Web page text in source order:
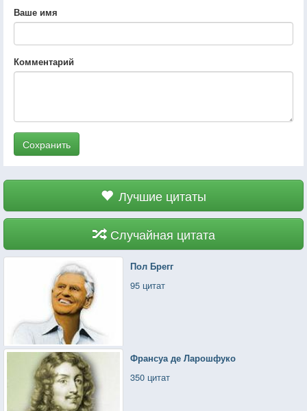
Ваше имя
Комментарий
Сохранить
Лучшие цитаты
Случайная цитата
Пол Брегг
95 цитат
Франсуа де Ларошфуко
350 цитат